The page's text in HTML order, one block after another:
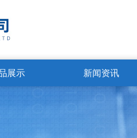
展示 新闻资讯